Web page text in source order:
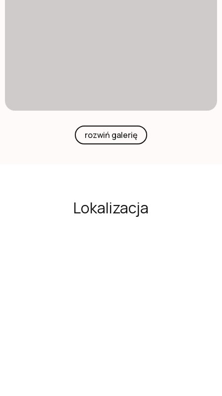
rozwiń galerię
Lokalizacja